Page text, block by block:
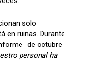
solo
en ruinas. Durante
-de octubre
personal ha